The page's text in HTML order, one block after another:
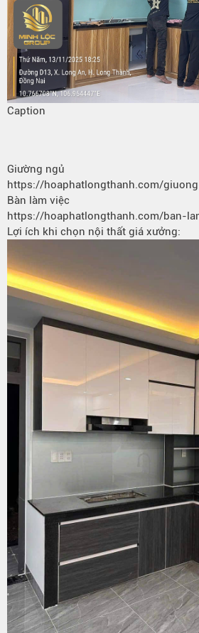
Caption
Giường ngủ
https://hoaphatlongthanh.com/
Bàn làm việc
https://hoaphatlongthanh.com/ban-
Lợi ích khi chọn nội thất giá xưởng: